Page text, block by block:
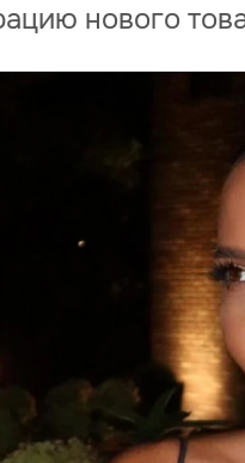
нового